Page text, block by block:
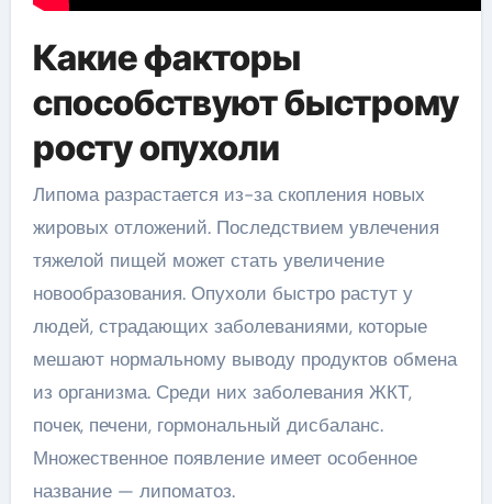
Какие факторы
способствуют быстрому
росту опухоли
Липома разрастается из-за скопления новых
жировых отложений. Последствием увлечения
тяжелой пищей может стать увеличение
новообразования. Опухоли быстро растут у
людей, страдающих заболеваниями, которые
мешают нормальному выводу продуктов обмена
из организма. Среди них заболевания ЖКТ,
почек, печени, гормональный дисбаланс.
Множественное появление имеет особенное
название — липоматоз.